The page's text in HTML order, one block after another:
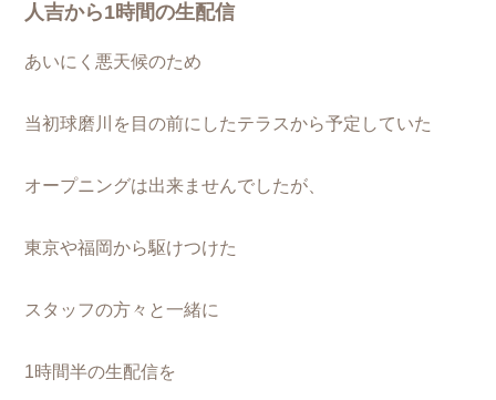
人吉から1時間の生配信
あいにく悪天候のため
当初球磨川を目の前にしたテラスから予定していた
オープニングは出来ませんでしたが、
東京や福岡から駆けつけた
スタッフの方々と一緒に
1時間半の生配信を